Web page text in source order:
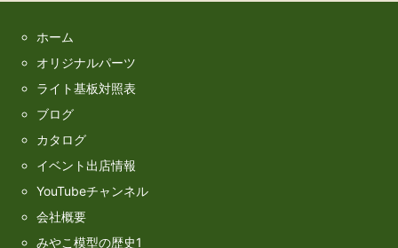
ホーム
オリジナルパーツ
ライト基板対照表
ブログ
カタログ
イベント出店情報
YouTubeチャンネル
会社概要
みやこ模型の歴史1